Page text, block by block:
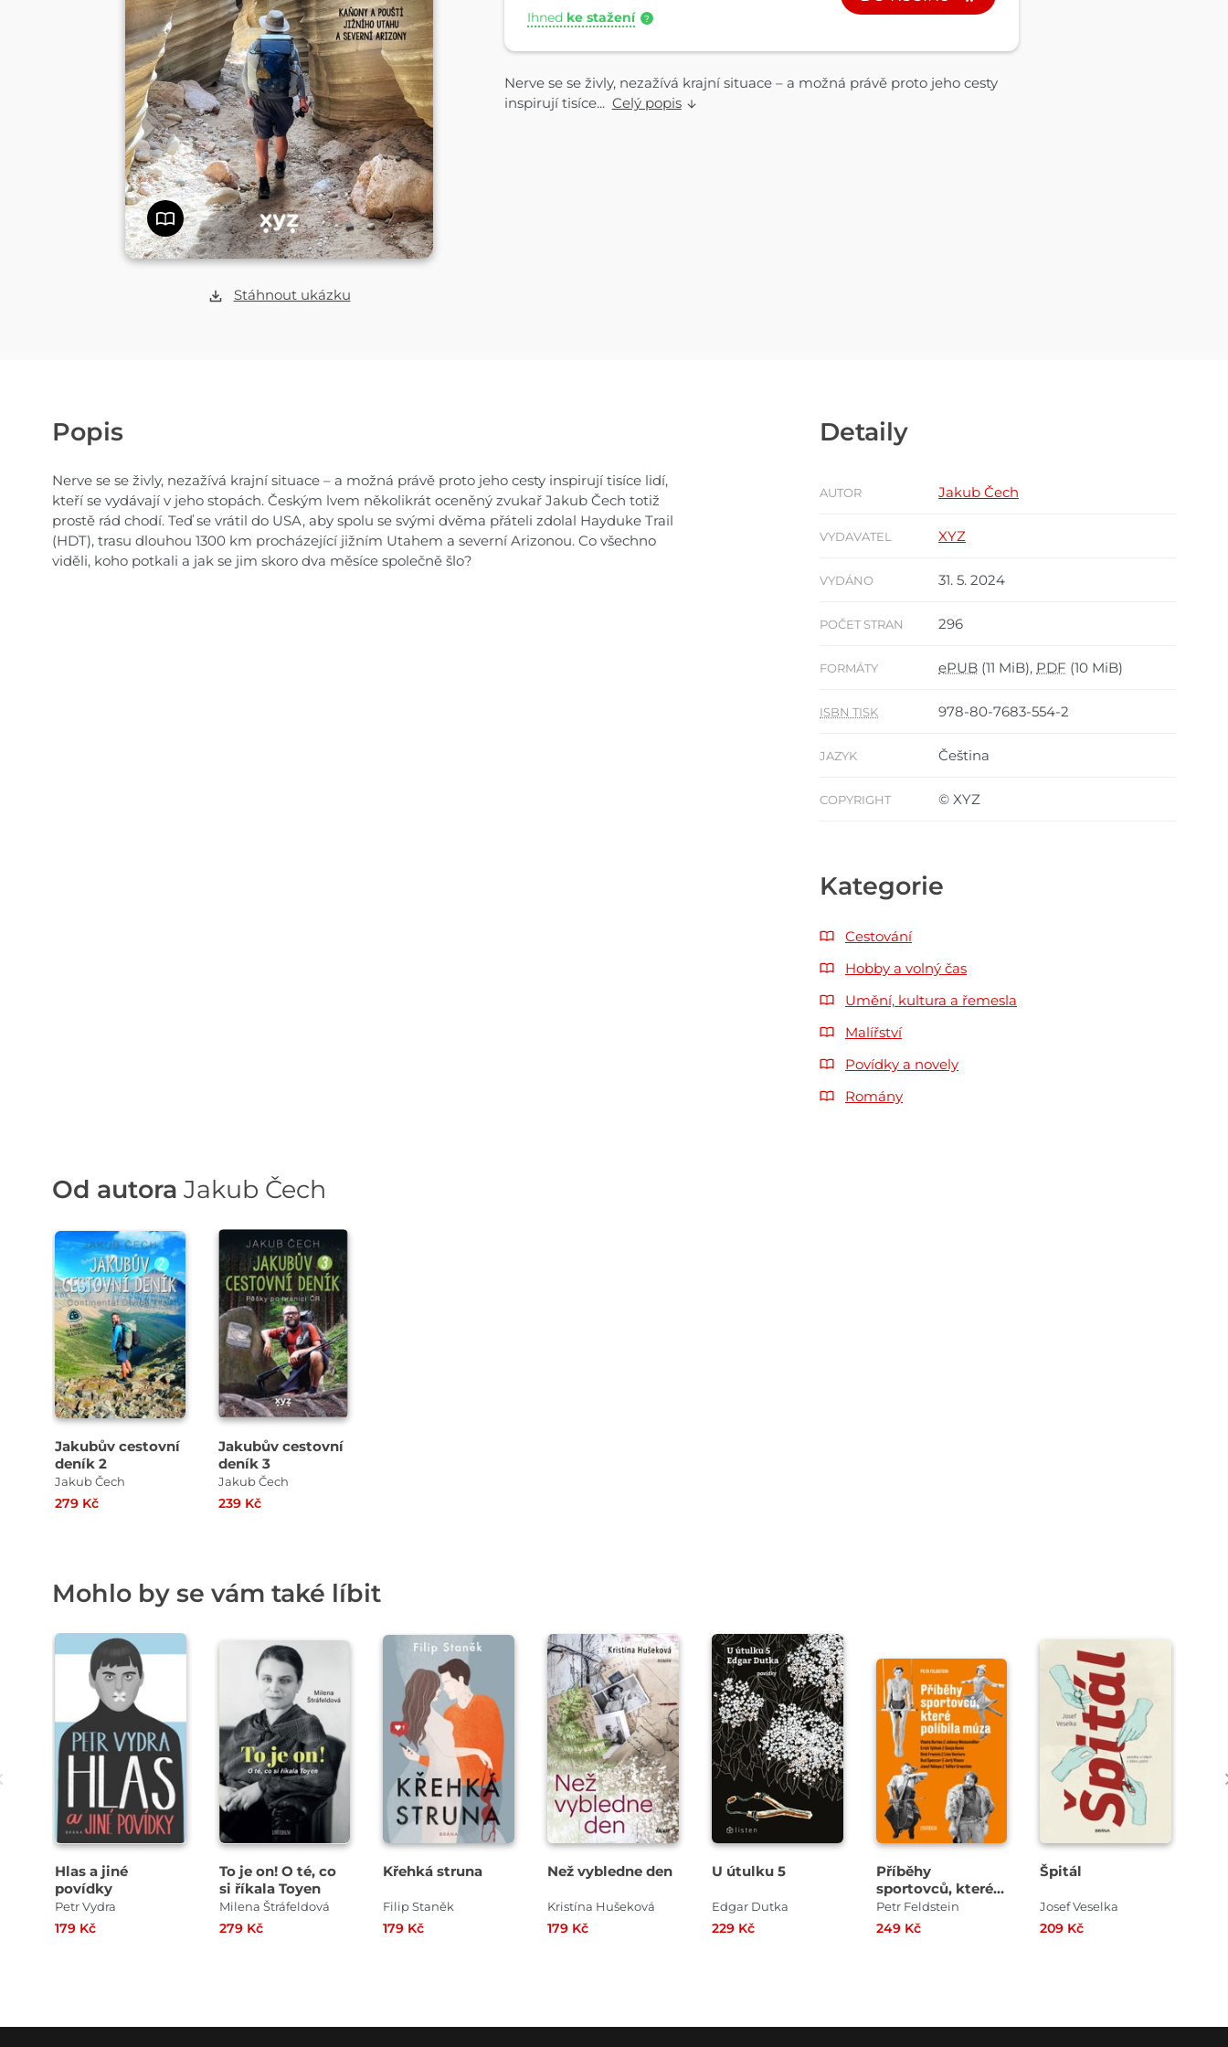
Stáhnout ukázku
Ihned ke stažení ?
Nerve se se živly, nezažívá krajní situace – a možná právě proto jeho cesty
inspirují tisíce... Celý popis
Popis
Nerve se se živly, nezažívá krajní situace – a možná právě proto jeho cesty inspirují tisíce lidí,
kteří se vydávají v jeho stopách. Českým lvem několikrát oceněný zvukař Jakub Čech totiž
prostě rád chodí. Teď se vrátil do USA, aby spolu se svými dvěma přáteli zdolal Hayduke Trail
(HDT), trasu dlouhou 1300 km procházející jižním Utahem a severní Arizonou. Co všechno
viděli, koho potkali a jak se jim skoro dva měsíce společně šlo?
Detaily
AUTOR Jakub Čech
VYDAVATEL XYZ
VYDÁNO 31. 5. 2024
POČET STRAN 296
FORMÁTY ePUB (11 MiB), PDF (10 MiB)
ISBN TISK 978-80-7683-554-2
JAZYK Čeština
COPYRIGHT © XYZ
Kategorie
Cestování
Hobby a volný čas
Umění, kultura a řemesla
Malířství
Povídky a novely
Romány
Od autora Jakub Čech
Jakubův cestovní
deník 2
Jakub Čech
279 Kč
Jakubův cestovní
deník 3
Jakub Čech
239 Kč
Mohlo by se vám také líbit
Hlas a jiné
povídky
Petr Vydra
179 Kč
To je on! O té, co
si říkala Toyen
Milena Štráfeldová
279 Kč
Křehká struna
Filip Staněk
179 Kč
Než vybledne den
Kristína Hušeková
179 Kč
U útulku 5
Edgar Dutka
229 Kč
Příběhy
sportovců, které
políbila múza
Petr Feldstein
249 Kč
Špitál
Josef Veselka
209 Kč